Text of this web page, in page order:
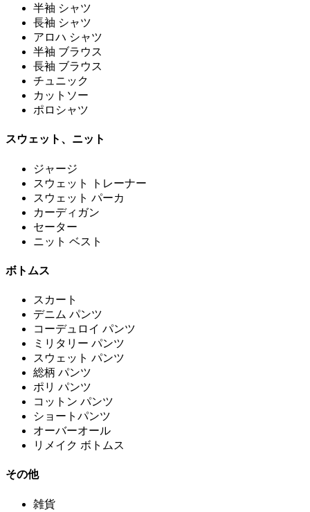
半袖 シャツ
長袖 シャツ
アロハ シャツ
半袖 ブラウス
長袖 ブラウス
チュニック
カットソー
ポロシャツ
スウェット、ニット
ジャージ
スウェット トレーナー
スウェット パーカ
カーディガン
セーター
ニット ベスト
ボトムス
スカート
デニム パンツ
コーデュロイ パンツ
ミリタリー パンツ
スウェット パンツ
総柄 パンツ
ポリ パンツ
コットン パンツ
ショートパンツ
オーバーオール
リメイク ボトムス
その他
雑貨